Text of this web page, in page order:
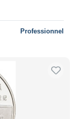
Professionnel